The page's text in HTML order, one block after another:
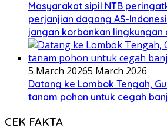
Masyarakat sipil NTB
perjanjian dagang AS-
jangan korbankan lingkungan
5 March 20265 March 2026
Datang ke Lombok Tengah,
tanam pohon untuk cegah
CEK FAKTA